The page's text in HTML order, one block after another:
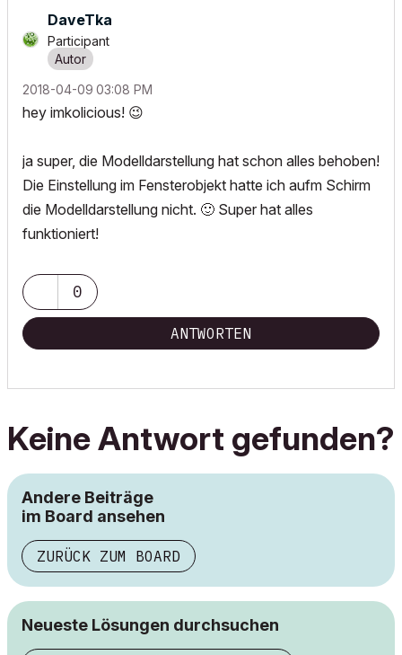
DaveTka
Participant
‎2018-04-09 03:08 PM
hey imkolicious! 😉
ja super, die Modelldarstellung hat schon alles behoben!
Die Einstellung im Fensterobjekt hatte ich aufm Schirm
die Modelldarstellung nicht. 🙂 Super hat alles
funktioniert!
0
ANTWORTEN
Keine Antwort gefunden?
Andere Beiträge
im Board ansehen
ZURÜCK ZUM BOARD
Neueste Lösungen durchsuchen